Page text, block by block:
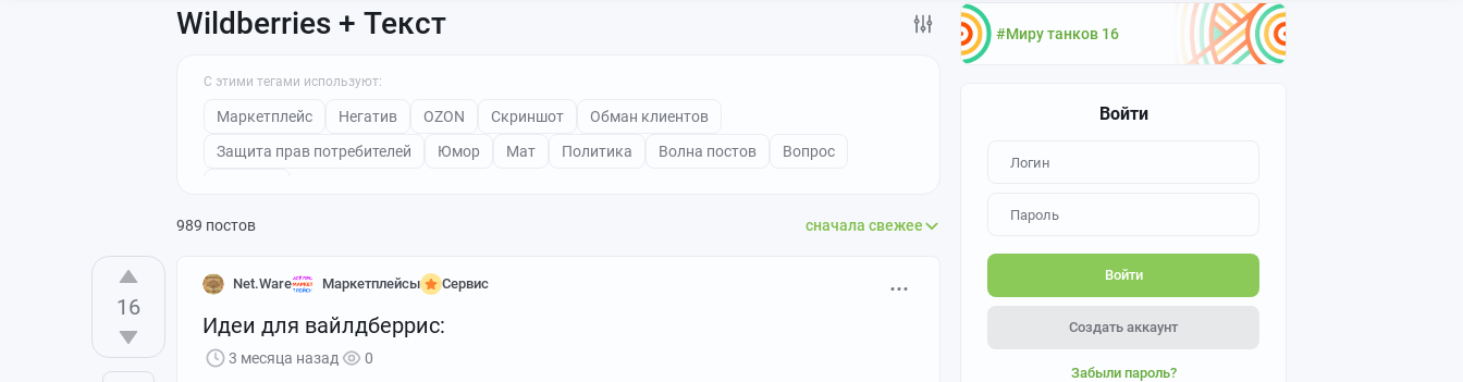
#Миру танков 16
Войти
Войти
Создать аккаунт
Забыли пароль?
Wildberries + Текст
С этими тегами используют:
Маркетплейс Негатив OZON Скриншот
Обман клиентов
Защита прав потребителей
Юмор Мат Политика Волна постов
Вопрос
989 постов сначала свежее
16
Net.Ware Маркетплейсы Сервис
Идеи для вайлдберрис:
3 месяца назад 0